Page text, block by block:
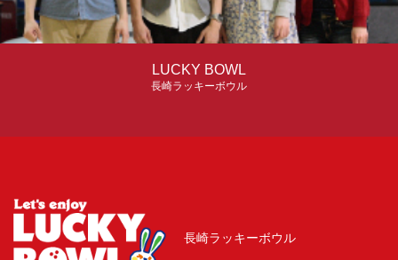
LUCKY BOWL
長崎ラッキーボウル
長崎ラッキーボウル